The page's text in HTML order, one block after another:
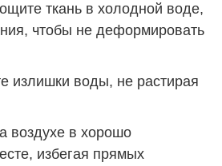
ткань в холодной воде,
чтобы не деформировать
излишки воды, не растирая
воздухе в хорошо
избегая прямых